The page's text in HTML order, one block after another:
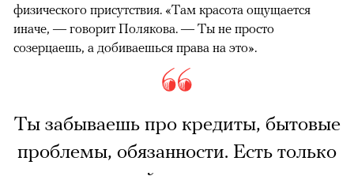
физического присутствия. «Там красота ощущается
иначе, — говорит Полякова. — Ты не просто
созерцаешь, а добиваешься права на это».
Ты забываешь про кредиты, бытовые
проблемы, обязанности. Есть только